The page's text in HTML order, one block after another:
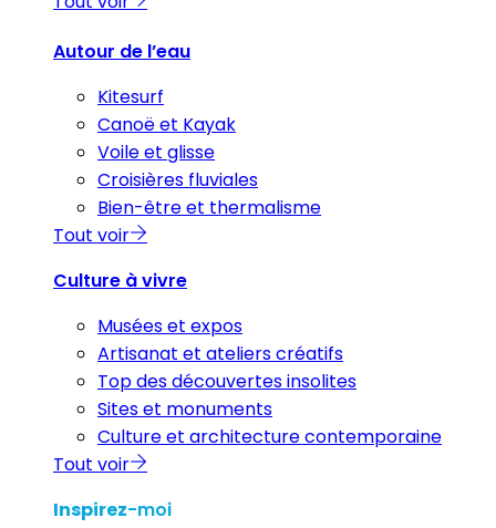
Autour de l’eau
Kitesurf
Canoë et Kayak
Voile et glisse
Croisières fluviales
Bien-être et thermalisme
Tout voir
Culture à vivre
Musées et expos
Artisanat et ateliers créatifs
Top des découvertes insolites
Sites et monuments
Culture et architecture contemporaine
Tout voir
Inspirez-moi